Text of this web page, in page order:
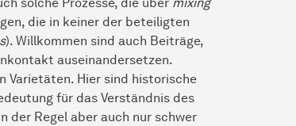
solche Prozesse, die über mixing
die in keiner der beteiligten
). Willkommen sind auch Beiträge,
auseinandersetzen.
Varietäten. Hier sind historische
für das Verständnis des
der Regel aber auch nur schwer